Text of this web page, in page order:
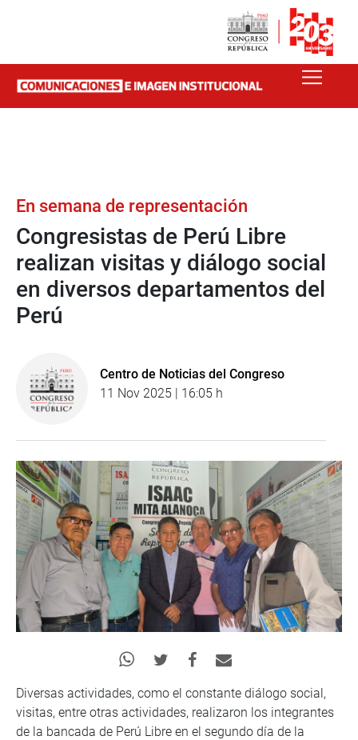
En semana de representación
Congresistas de Perú Libre
realizan visitas y diálogo social
en diversos departamentos del
Perú
Centro de Noticias del Congreso
11 Nov 2025 | 16:05 h
Diversas actividades, como el constante diálogo social,
visitas, entre otras actividades, realizaron los integrantes
de la bancada de Perú Libre en el segundo día de la